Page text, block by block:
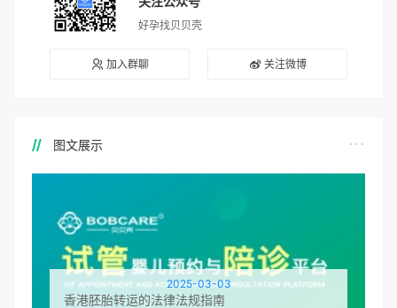
好孕找贝贝壳
加入群聊 关注微博
图文展示
2025-03-03
香港胚胎转运的法律法规指南